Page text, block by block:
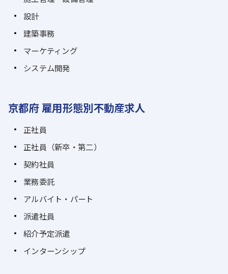
設計
建築事務
マーケティング
システム開発
京都府 雇用形態別不動産求人
正社員
正社員（新卒・第二）
契約社員
業務委託
アルバイト・パート
派遣社員
紹介予定派遣
インターンシップ